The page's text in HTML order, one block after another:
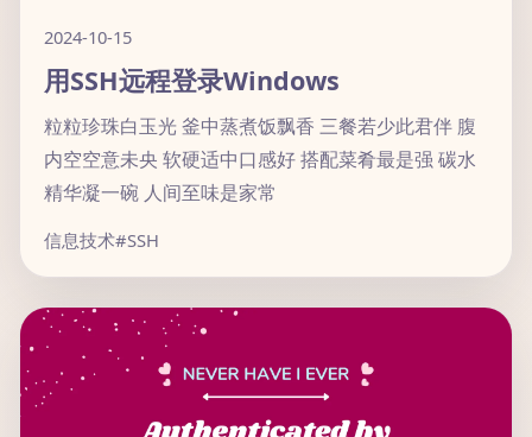
2024-10-15
用SSH远程登录Windows
粒粒珍珠白玉光 釜中蒸煮饭飘香 三餐若少此君伴 腹
内空空意未央 软硬适中口感好 搭配菜肴最是强 碳水
精华凝一碗 人间至味是家常
信息技术#SSH